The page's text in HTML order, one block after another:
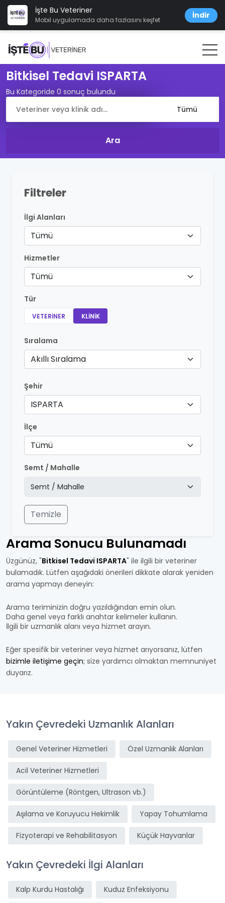
İşte Bu Veteriner
Mobil uygulamada daha fazlasını keşfet İndir
Bitkisel Tedavi ISPARTA
Bu Kategoride 0 sonuç bulundu
Filtreler
İlgi Alanları
Tümü
Hizmetler
Tümü
Tür
VETERINER KLINIK
Sıralama
Akıllı Sıralama
Şehir
ISPARTA
İlçe
Tümü
Semt / Mahalle
Temizle
Arama Sonucu Bulunamadı
Üzgünüz, "Bitkisel Tedavi ISPARTA" ile ilgili bir veteriner
bulamadık. Lütfen aşağıdaki önerileri dikkate alarak yeniden
arama yapmayı deneyin:
Arama teriminizin doğru yazıldığından emin olun.
Daha genel veya farklı anahtar kelimeler kullanın.
İlgili bir uzmanlık alanı veya hizmet arayın.
Eğer spesifik bir veteriner veya hizmet arıyorsanız, lütfen
bizimle iletişime geçin; size yardımcı olmaktan memnuniyet
duyarız.
Yakın Çevredeki Uzmanlık Alanları
Genel Veteriner Hizmetleri Özel Uzmanlık Alanları
Acil Veteriner Hizmetleri
Görüntüleme (Röntgen, Ultrason vb.)
Aşılama ve Koruyucu Hekimlik Yapay Tohumlama
Fizyoterapi ve Rehabilitasyon Küçük Hayvanlar
Yakın Çevredeki İlgi Alanları
Kalp Kurdu Hastalığı Kuduz Enfeksiyonu